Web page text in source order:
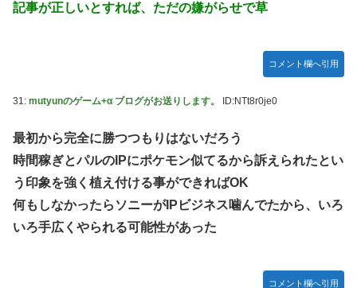
記事が正しいとすれば、ただの嫌がらせで草
コメント欄へ引用
31: mutyunのゲーム+α ブログがお送りします。 ID:NTt8r0je0
最初から完全に勝つつもりはないだろう
時間稼ぎとパルのIPにポケモン似てるから訴えられたとい
う印象を強く植え付ける事ができればOK
何もしなかったらソニーがIPビジネス噛んでたから、いろ
いろ手広くやられる可能性があった
コメント欄へ引用